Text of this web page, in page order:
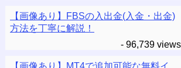
【画像あり】FBSの入出金(入金・出金)
方法を丁寧に解説！
- 96,739 views
【画像あり】MT4で追加可能な無料イ